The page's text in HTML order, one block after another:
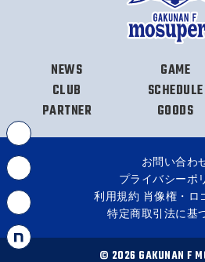
NEWS GAME
CLUB
SCHEDULE
PARTNER
GOODS
お問い合わ
プライバシーポ
利用規約 肖像権・ロ
特定商取引法に基
© 2026 GAKUNAN F